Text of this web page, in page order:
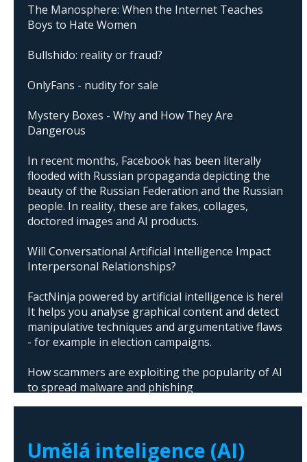
The Manosphere: When the Internet Teaches
Boys to Hate Women
Bullshido: reality or fraud?
OnlyFans - nudity for sale
Mystery Boxes - Why and How They Are
Dangerous
In recent months, Facebook has been literally
flooded with Russian propaganda depicting the
beauty of the Russian Federation and the Russian
people. In reality, these are fakes, collages,
doctored images and AI products.
Will Conversational Artificial Intelligence Impact
Interpersonal Relationships?
FactNinja powered by artificial intelligence is here!
It helps you analyse graphical content and detect
manipulative techniques and argumentative flaws
- for example in election campaigns.
How scammers are exploiting the popularity of AI
to spread malware and phishing
Umělá inteligence (AI)